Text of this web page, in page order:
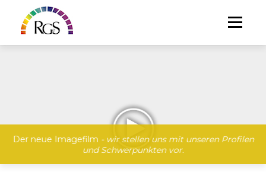
Menü
Der neue Imagefilm - wir stellen uns mit unseren Profilen
und Schwerpunkten vor.